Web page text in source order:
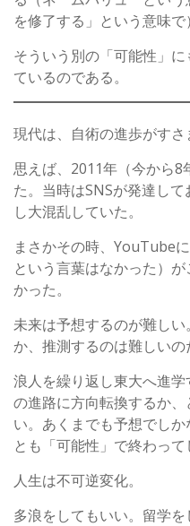
を修了する」という意味で
そういう別の「可能性」
ているのである。
現代は、自術の進歩がすさ
思えば、2011年（今から8
た。当時はSNSが発達し
し大混乱していた。
まさかその時、YouTube
という言葉はなかった）
かった。
未来は予想するのが難し
か、推測するのは難しいの
浪人を繰り返し東大へ進
の進路に方向転換するか
い。あくまでも予想でし
とも「可能性」で終わって
人生は不可逆変化。
多浪をしてもいい。留学